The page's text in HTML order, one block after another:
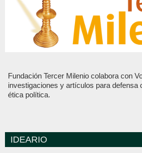
Fundación Tercer Milenio colabora con
investigaciones y artículos para defensa
ética política.
IDEARIO